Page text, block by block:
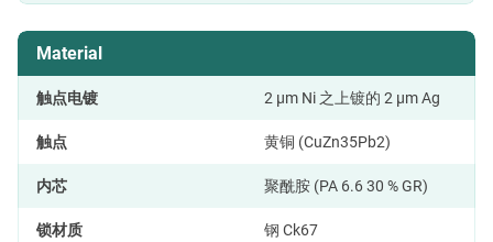
Material
触点电镀 2 µm Ni 之上镀的 2 µm Ag
触点 黄铜 (CuZn35Pb2)
内芯 聚酰胺 (PA 6.6 30 % GR)
锁材质 钢 Ck67